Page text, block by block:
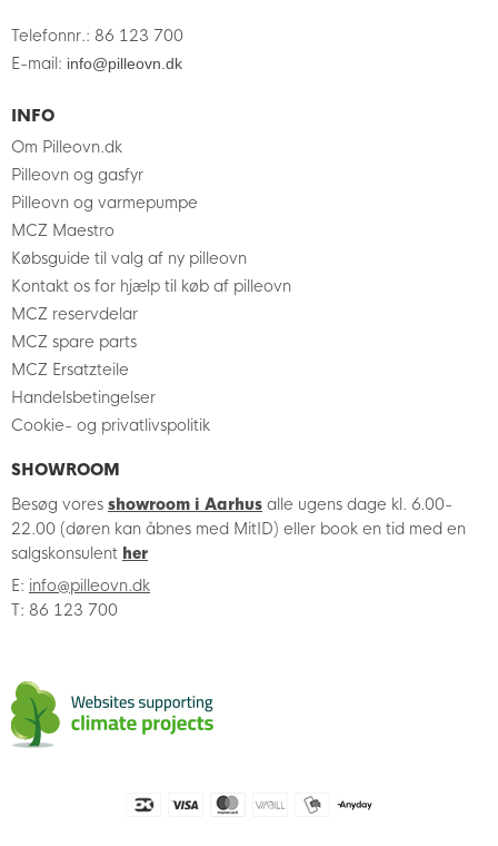
Telefonnr.: 86 123 700
E-mail: info@pilleovn.dk
INFO
Om Pilleovn.dk
Pilleovn og gasfyr
Pilleovn og varmepumpe
MCZ Maestro
Købsguide til valg af ny pilleovn
Kontakt os for hjælp til køb af pilleovn
MCZ reservdelar
MCZ spare parts
MCZ Ersatzteile
Handelsbetingelser
Cookie- og privatlivspolitik
SHOWROOM
Besøg vores showroom i Aarhus alle ugens dage kl. 6.00-
22.00 (døren kan åbnes med MitID) eller book en tid med en
salgskonsulent her
E: info@pilleovn.dk
T: 86 123 700